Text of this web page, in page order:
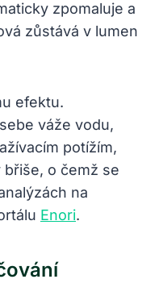
zpomaluje a
zůstává v lumen
efektu.
váže vodu,
potížím,
o čemž se
na
Enori.